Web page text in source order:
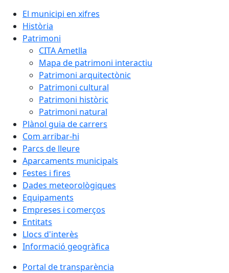
El municipi en xifres
Història
Patrimoni
CITA Ametlla
Mapa de patrimoni interactiu
Patrimoni arquitectònic
Patrimoni cultural
Patrimoni històric
Patrimoni natural
Plànol guia de carrers
Com arribar-hi
Parcs de lleure
Aparcaments municipals
Festes i fires
Dades meteorològiques
Equipaments
Empreses i comerços
Entitats
Llocs d'interès
Informació geogràfica
Portal de transparència